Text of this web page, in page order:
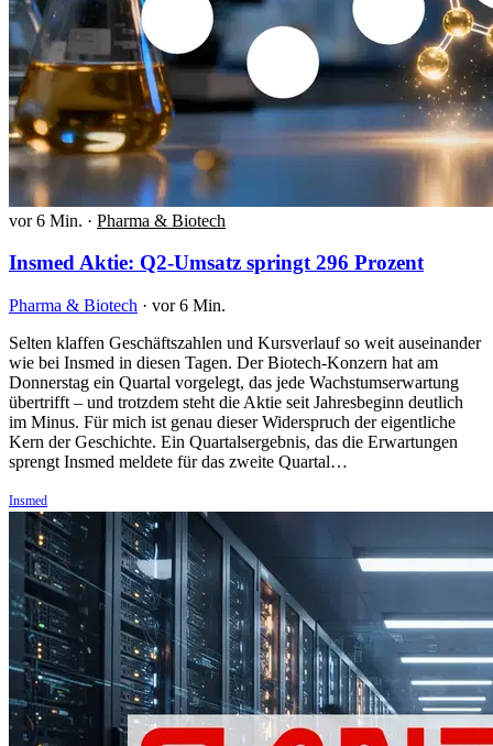
vor 6 Min. · Pharma & Biotech
Insmed Aktie: Q2-Umsatz springt 296 Prozent
Pharma & Biotech · vor 6 Min.
Selten klaffen Geschäftszahlen und Kursverlauf so weit auseinander
wie bei Insmed in diesen Tagen. Der Biotech-Konzern hat am
Donnerstag ein Quartal vorgelegt, das jede Wachstumserwartung
übertrifft – und trotzdem steht die Aktie seit Jahresbeginn deutlich
im Minus. Für mich ist genau dieser Widerspruch der eigentliche
Kern der Geschichte. Ein Quartalsergebnis, das die Erwartungen
sprengt Insmed meldete für das zweite Quartal…
Insmed